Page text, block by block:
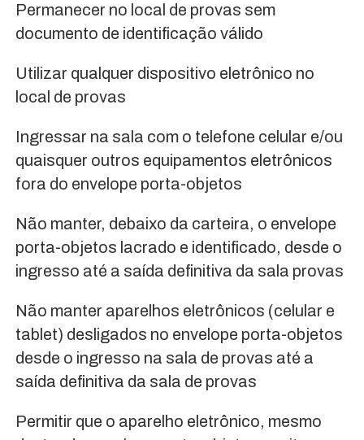
Permanecer no local de provas sem
documento de identificação válido
Utilizar qualquer dispositivo eletrônico no
local de provas
Ingressar na sala com o telefone celular e/ou
quaisquer outros equipamentos eletrônicos
fora do envelope porta-objetos
Não manter, debaixo da carteira, o envelope
porta-objetos lacrado e identificado, desde o
ingresso até a saída definitiva da sala provas
Não manter aparelhos eletrônicos (celular e
tablet) desligados no envelope porta-objetos
desde o ingresso na sala de provas até a
saída definitiva da sala de provas
Permitir que o aparelho eletrônico, mesmo